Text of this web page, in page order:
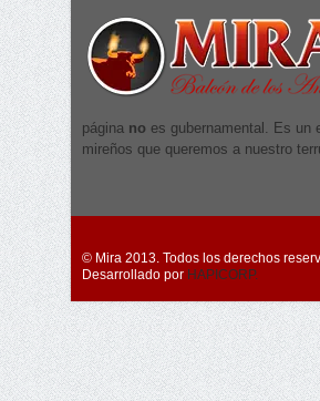
página no es gubernamental. Es un
mireños que queremos a nuestro
© Mira 2013. Todos los derechos
Desarrollado por HAPICORP.